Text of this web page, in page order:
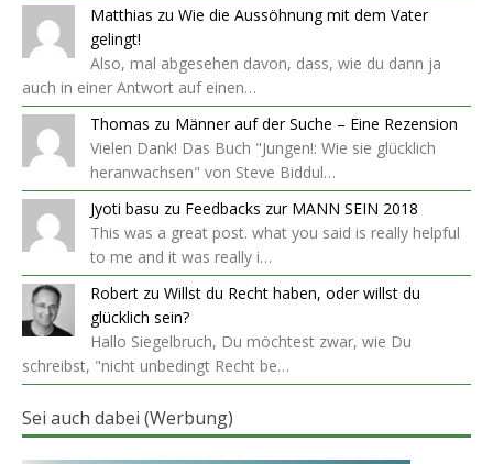
Matthias zu Wie die Aussöhnung mit dem Vater
gelingt!
Also, mal abgesehen davon, dass, wie du dann ja
auch in einer Antwort auf einen…
Thomas zu Männer auf der Suche – Eine Rezension
Vielen Dank! Das Buch "Jungen!: Wie sie glücklich
heranwachsen" von Steve Biddul…
Jyoti basu zu Feedbacks zur MANN SEIN 2018
This was a great post. what you said is really helpful
to me and it was really i…
Robert zu Willst du Recht haben, oder willst du
glücklich sein?
Hallo Siegelbruch, Du möchtest zwar, wie Du
schreibst, "nicht unbedingt Recht be…
Sei auch dabei (Werbung)